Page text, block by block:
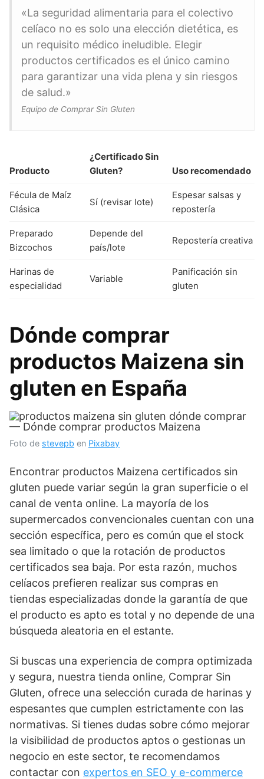
«La seguridad alimentaria para el colectivo
celíaco no es solo una elección dietética, es
un requisito médico ineludible. Elegir
productos certificados es el único camino
para garantizar una vida plena y sin riesgos
de salud.»
Equipo de Comprar Sin Gluten
Producto
¿Certificado Sin
Gluten?
Uso recomendado
Fécula de Maíz
Clásica
Sí (revisar lote)
Espesar salsas y
repostería
Preparado
Bizcochos
Depende del
país/lote
Repostería creativa
Harinas de
especialidad
Variable
Panificación sin
gluten
Dónde comprar
productos Maizena sin
gluten en España
Foto de stevepb en Pixabay
Encontrar productos Maizena certificados sin
gluten puede variar según la gran superficie o el
canal de venta online. La mayoría de los
supermercados convencionales cuentan con una
sección específica, pero es común que el stock
sea limitado o que la rotación de productos
certificados sea baja. Por esta razón, muchos
celíacos prefieren realizar sus compras en
tiendas especializadas donde la garantía de que
el producto es apto es total y no depende de una
búsqueda aleatoria en el estante.
Si buscas una experiencia de compra optimizada
y segura, nuestra tienda online, Comprar Sin
Gluten, ofrece una selección curada de harinas y
espesantes que cumplen estrictamente con las
normativas. Si tienes dudas sobre cómo mejorar
la visibilidad de productos aptos o gestionas un
negocio en este sector, te recomendamos
contactar con expertos en SEO y e-commerce